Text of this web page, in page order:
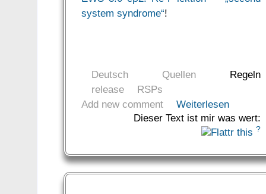
system syndrome“!
Deutsch Quellen
Regeln
release
RSPs
Add new comment
Weiterlesen
Dieser Text ist mir was wert:
?